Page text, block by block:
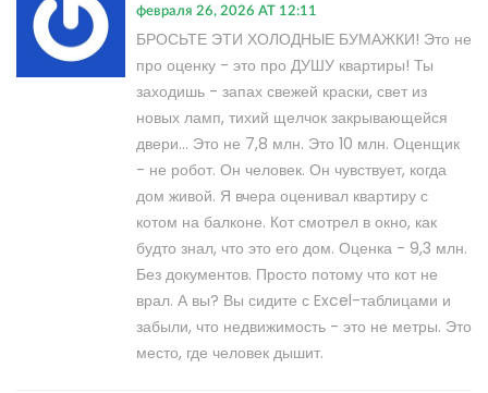
февраля 26, 2026 AT 12:11
БРОСЬТЕ ЭТИ ХОЛОДНЫЕ БУМАЖКИ! Это не
про оценку - это про ДУШУ квартиры! Ты
заходишь - запах свежей краски, свет из
новых ламп, тихий щелчок закрывающейся
двери... Это не 7,8 млн. Это 10 млн. Оценщик
- не робот. Он человек. Он чувствует, когда
дом живой. Я вчера оценивал квартиру с
котом на балконе. Кот смотрел в окно, как
будто знал, что это его дом. Оценка - 9,3 млн.
Без документов. Просто потому что кот не
врал. А вы? Вы сидите с Excel-таблицами и
забыли, что недвижимость - это не метры. Это
место, где человек дышит.